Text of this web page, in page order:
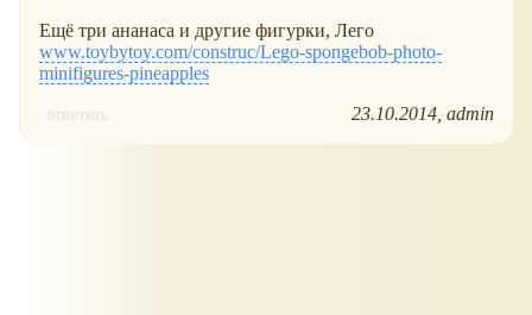
Ещё три ананаса и другие фигурки, Лего
www.toybytoy.com/construc/Lego-spongebob-photo-
minifigures-pineapples
ответить 23.10.2014 admin